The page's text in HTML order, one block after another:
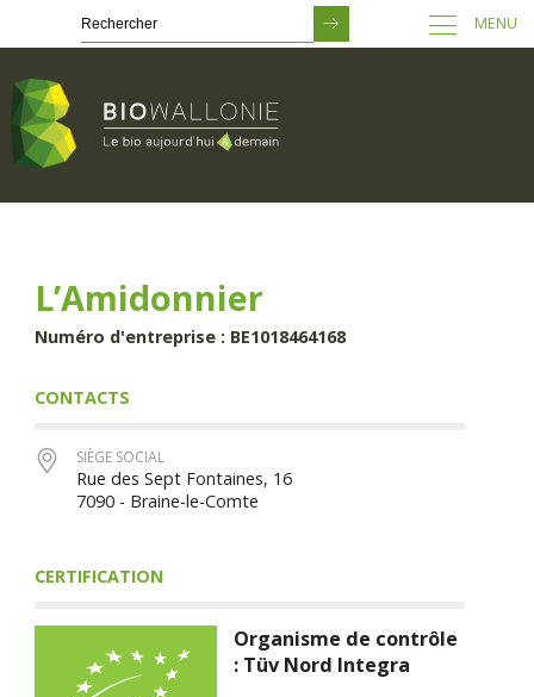
principal
MENU
L’Amidonnier
Numéro d'entreprise : BE1018464168
CONTACTS
SIÈGE SOCIAL
Rue des Sept Fontaines, 16
7090 - Braine-le-Comte
CERTIFICATION
Organisme de contrôle
: Tüv Nord Integra